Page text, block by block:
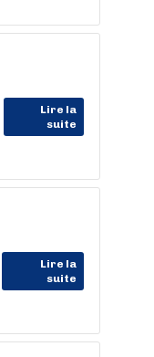
Lire la
suite
Lire la
suite